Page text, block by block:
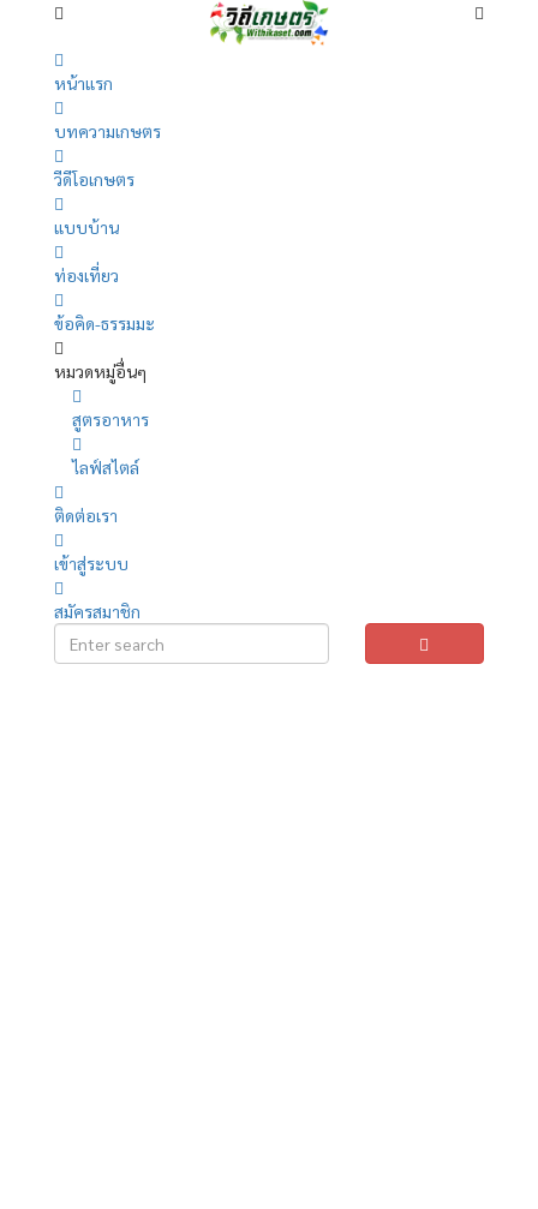
หน้าแรก
บทความเกษตร
วีดีโอเกษตร
แบบบ้าน
ท่องเที่ยว
ข้อคิด-ธรรมมะ
หมวดหมู่อื่นๆ
สูตรอาหาร
ไลฟ์สไตล์
ติดต่อเรา
เข้าสู่ระบบ
สมัครสมาชิก